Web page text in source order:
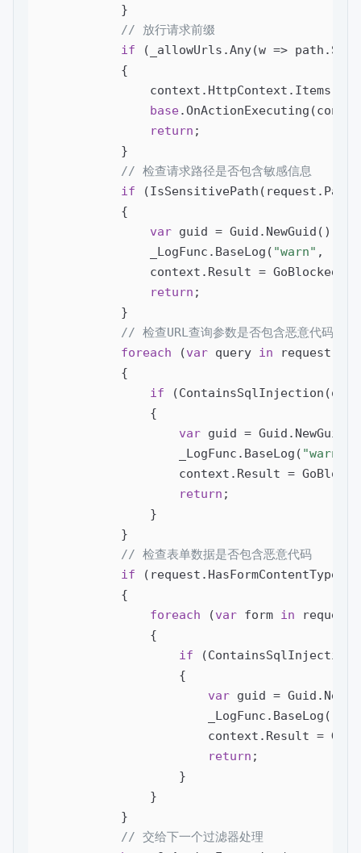
            }
// 放行请求前缀
if (_allowUrls.Any(w =>
            {
base
return ;
            }
// 检查请求路径是否包含敏感信息
if
            {
var guid =
                _LogFunc.BaseLog(
"warn" ,
context.Result =
return ;
            }
// 检查URL查询参数是否包含恶意代码
foreach (var query in
            {
if
                {
var guid =
                    _LogFunc.BaseLog(
"warn"
context.Result =
return ;
                }
            }
// 检查表单数据是否包含恶意代码
if (request.HasFormContentType)
            {
foreach (var form in
                {
if
                    {
var guid =
                        _LogFunc.BaseLog(
context.Result =
return ;
                    }
                }
            }
// 交给下一个过滤器处理